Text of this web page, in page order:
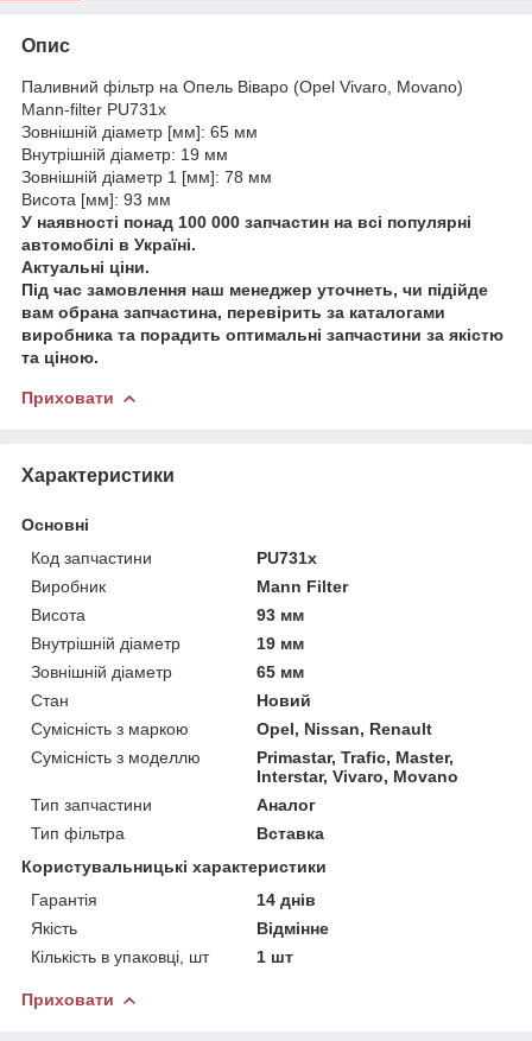
Опис
Паливний фільтр на Опель Віваро (Opel Vivaro, Movano)
Mann-filter PU731x
Зовнішній діаметр [мм]: 65 мм
Внутрішній діаметр: 19 мм
Зовнішній діаметр 1 [мм]: 78 мм
Висота [мм]: 93 мм
У наявності понад 100 000 запчастин на всі популярні
автомобілі в Україні.
Актуальні ціни.
Під час замовлення наш менеджер уточнеть, чи підійде
вам обрана запчастина, перевірить за каталогами
виробника та порадить оптимальні запчастини за якістю
та ціною.
Приховати
Характеристики
Основні
Код запчастини
PU731x
Виробник
Mann Filter
Висота
93 мм
Внутрішній діаметр
19 мм
Зовнішній діаметр
65 мм
Стан
Новий
Сумісність з маркою
Opel, Nissan, Renault
Сумісність з моделлю
Primastar, Trafic, Master,
Interstar, Vivaro, Movano
Тип запчастини
Аналог
Тип фільтра
Вставка
Користувальницькі характеристики
Гарантія
14 днів
Якість
Відмінне
Кількість в упаковці, шт
1 шт
Приховати